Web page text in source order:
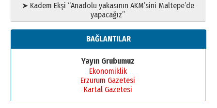
➤ Kadem Ekşi “Anadolu yakasının AKM’sini Maltepe’de
yapacağız”
BAĞLANTILAR
Yayın Grubumuz
Ekonomiklik
Erzurum Gazetesi
Kartal Gazetesi